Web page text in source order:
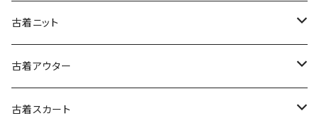
古着ノースリーブワンピース
古着キャミソールワンピース
古着ベアトップワンピース
古着半袖シャツ・ブラウス
古着ノースリーブシャツ・ブラウス
古着スウェット&パーカー
古着スウェット
古着パーカー
古着プルオーバー
古着長袖プルオーバー
古着Ｔシャツ
古着ニット
古着セーター
古着カーディガン
古着アウター
古着ライトジャケット
古着スカート